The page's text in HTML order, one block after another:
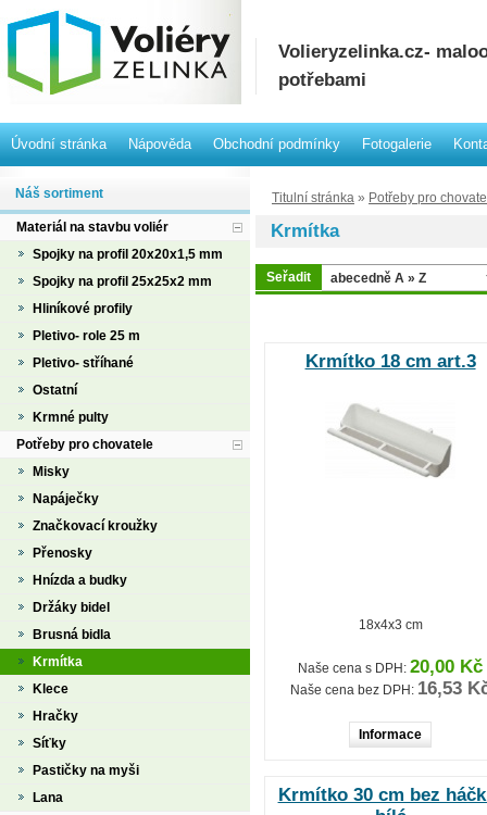
Volieryzelinka.cz-
potřebami
Úvodní stránka Nápověda Obchodní podmínky Fotogalerie
Titulní stránka » Potřeby pro
Krmítka
Seřadit
Krmítko 18 cm art.3
18x4x3 cm
Naše cena s DPH: 20,00 Kč
Naše cena bez DPH: 16,53
Informace
Krmítko 30 cm bez
Náš sortiment
Materiál na stavbu voliér
Spojky na profil 20x20x1,5 mm
Spojky na profil 25x25x2 mm
Hliníkové profily
Pletivo- role 25 m
Pletivo- stříhané
Ostatní
Krmné pulty
Potřeby pro chovatele
Misky
Napáječky
Značkovací kroužky
Přenosky
Hnízda a budky
Držáky bidel
Brusná bidla
Krmítka
Klece
Hračky
Síťky
Pastičky na myši
Lana